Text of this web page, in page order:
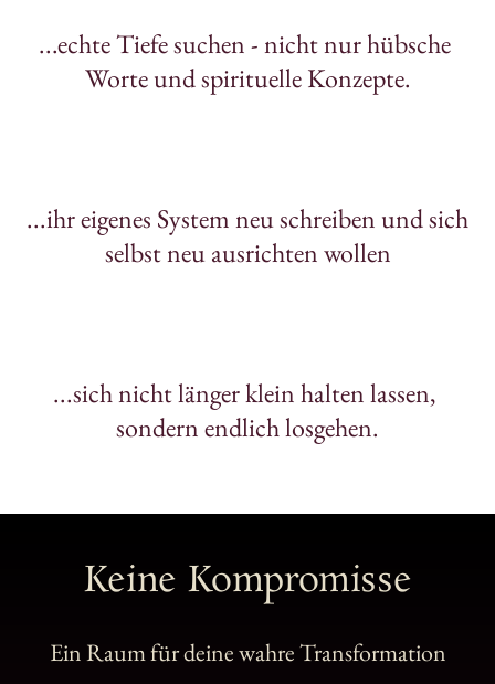
...echte Tiefe suchen - nicht nur hübsche
Worte und spirituelle Konzepte.
...ihr eigenes System neu schreiben und sich
selbst neu ausrichten wollen
...sich nicht länger klein halten lassen,
sondern endlich losgehen.
Keine Kompromisse
Ein Raum für deine wahre Transformation